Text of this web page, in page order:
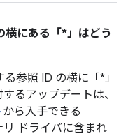
にある「*」はどう
参照 ID の横に「*」
るアップデートは、
から入手できる
ドライバに含まれ